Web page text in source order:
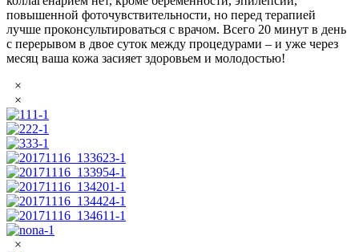
повышенной фоточувствительности, но перед терапией
лучше проконсультироваться с врачом. Всего 20 минут в день
с перерывом в двое суток между процедурами – и уже через
месяц ваша кожа засияет здоровьем и молодостью!
×
×
×